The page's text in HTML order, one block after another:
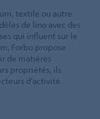
textile ou autre
de lino avec des
qui influent sur le
Forbo propose
de matières
propriétés, ils
d’activité.